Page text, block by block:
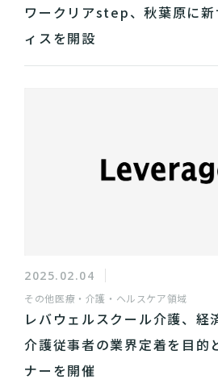
ワークリアstep、秋葉原に新
ィスを開設
2025.02.04
その他医療・介護・ヘルスケア領域
レバウェルスクール介護、経
介護従事者の業界定着を目的
ナーを開催